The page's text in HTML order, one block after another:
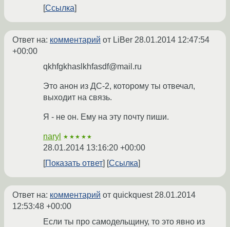
Ссылка
Ответ на: комментарий от LiBer 28.01.2014 12:47:54
+00:00
qkhfgkhaslkhfasdf@mail.ru
Это анон из ДС-2, которому ты отвечал,
выходит на связь.
Я - не он. Ему на эту почту пиши.
naryl ★★★★★
28.01.2014 13:16:20 +00:00
Показать ответ
Ссылка
Ответ на: комментарий от quickquest28.01.2014
12:53:48 +00:00
Если ты про самодельщину, то это явно из